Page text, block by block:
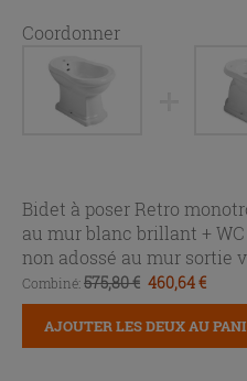
Coordonner
Bidet à poser Retro
au mur blanc brillant +
non adossé au mur sortie
Combiné:575,80 € 460,64 €
AJOUTER LES DEUX AU